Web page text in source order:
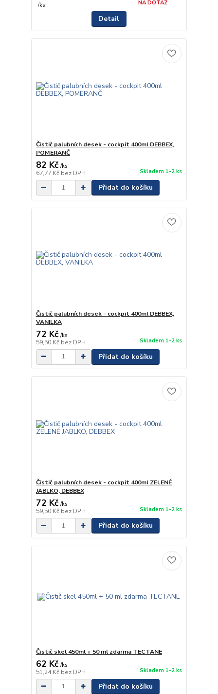
/ks
NA DOTAZ
Detail
Čistič palubních desek - cockpit 400ml DEBBEX,
POMERANČ
82 Kč /ks
67,77 Kč bez DPH Skladem 1-2 ks
Přidat do košíku
Čistič palubních desek - cockpit 400ml DEBBEX,
VANILKA
72 Kč /ks
59,50 Kč bez DPH Skladem 1-2 ks
Přidat do košíku
Čistič palubních desek - cockpit 400ml ZELENÉ
JABLKO, DEBBEX
72 Kč /ks
59,50 Kč bez DPH Skladem 1-2 ks
Přidat do košíku
Čistič skel 450ml + 50 ml zdarma TECTANE
62 Kč /ks
51,24 Kč bez DPH Skladem 1-2 ks
Přidat do košíku